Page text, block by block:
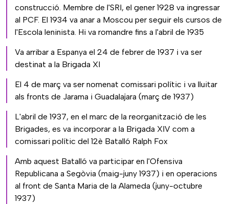
construcció. Membre de l'SRI, el gener 1928 va ingressar
al PCF. El 1934 va anar a Moscou per seguir els cursos de
l'Escola leninista. Hi va romandre fins a l'abril de 1935
Va arribar a Espanya el 24 de febrer de 1937 i va ser
destinat a la Brigada XI
El 4 de març va ser nomenat comissari polític i va lluitar
als fronts de Jarama i Guadalajara (març de 1937)
L'abril de 1937, en el marc de la reorganització de les
Brigades, es va incorporar a la Brigada XIV com a
comissari polític del 12è Batalló Ralph Fox
Amb aquest Batalló va participar en l'Ofensiva
Republicana a Segòvia (maig-juny 1937) i en operacions
al front de Santa Maria de la Alameda (juny-octubre
1937)